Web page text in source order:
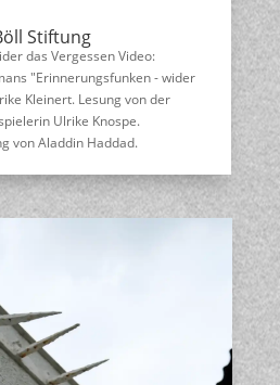
Stiftung
das Vergessen Video:
"Erinnerungsfunken - wider
Kleinert. Lesung von der
Ulrike Knospe.
von Aladdin Haddad.